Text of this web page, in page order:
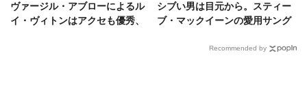
ヴァージル・アブローによるル
イ・ヴィトンはアクセも優秀、
シブい男は目元から。スティー
ブ・マックイーンの愛用サング
Recommended by